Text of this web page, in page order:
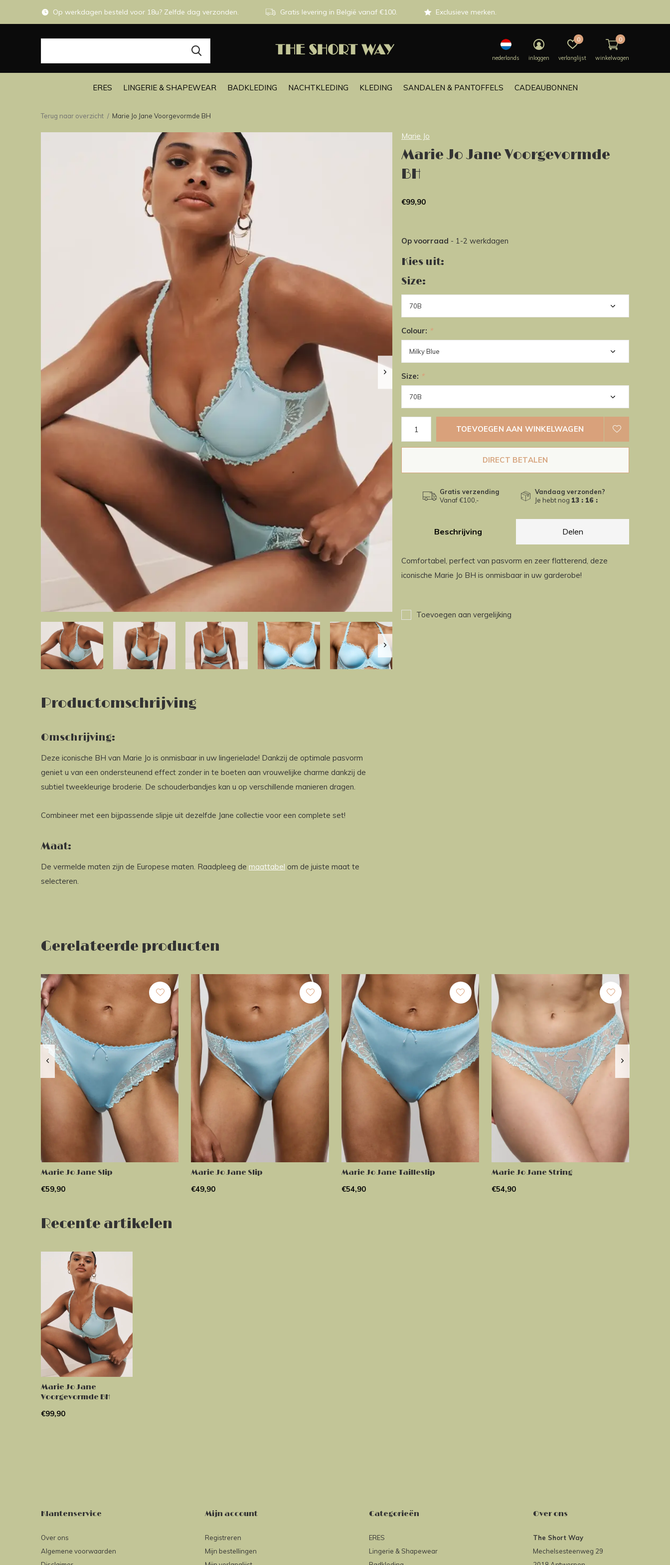
ERES LINGERIE & SHAPEWEAR BADKLEDING NACHTKLEDING KLEDING SANDALEN & PANTOFFELS CADEAUBONNEN
nederlands inloggen verlanglijst
0
winkelwagen
0
Op werkdagen besteld voor 18u? Zelfde dag verzonden. Gratis levering in België vanaf €100. Exclusieve merken.
Terug naar overzicht Marie Jo Jane Voorgevormde BH
Marie Jo
Marie Jo Jane Voorgevormde
BH
€99,90
Op voorraad - 1-2 werkdagen
Kies uit:
Size:
Colour: *
Size: *
TOEVOEGEN AAN WINKELWAGEN
DIRECT BETALEN
Gratis verzending
Vanaf €100,-
Vandaag verzonden?
Je hebt nog 13 : 16 :
Beschrijving Delen
Comfortabel, perfect van pasvorm en zeer flatterend, deze
iconische Marie Jo BH is onmisbaar in uw garderobe!
Toevoegen aan vergelijking
Productomschrijving
Omschrijving:
Deze iconische BH van Marie Jo is onmisbaar in uw lingerielade! Dankzij de optimale pasvorm
geniet u van een ondersteunend effect zonder in te boeten aan vrouwelijke charme dankzij de
subtiel tweekleurige broderie. De schouderbandjes kan u op verschillende manieren dragen.
Combineer met een bijpassende slipje uit dezelfde Jane collectie voor een complete set!
Maat:
De vermelde maten zijn de Europese maten. Raadpleeg de maattabel om de juiste maat te
selecteren.
Gerelateerde producten
Marie Jo Jane Slip
€59,90
Marie Jo Jane Slip
€49,90
Marie Jo Jane Tailleslip
€54,90
Marie Jo Jane String
€54,90
Recente artikelen
Marie Jo Jane
Voorgevormde BH
€99,90
Klantenservice
Over ons
Algemene voorwaarden
Mijn account
Registreren
Mijn bestellingen
Categorieën
ERES
Lingerie & Shapewear
Over ons
The Short Way
Mechelsesteenweg 29